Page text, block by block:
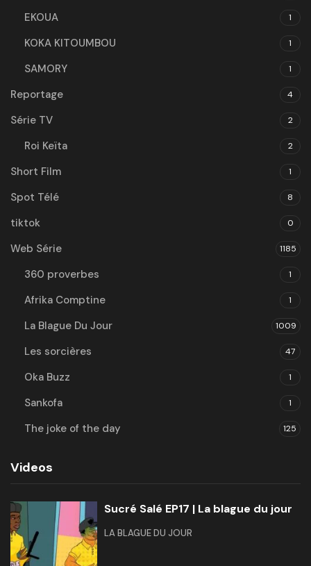
EKOUA 1
KOKA KITOUMBOU 1
SAMORY 1
Reportage 4
Série TV 2
Roi Keïta 2
Short Film 1
Spot Télé 8
tiktok 0
Web Série 1185
360 proverbes 1
Afrika Comptine 1
La Blague Du Jour 1009
Les sorcières 47
Oka Buzz 1
Sankofa 1
The joke of the day 125
Videos
Sucré Salé EP17 | La blague du jour
LA BLAGUE DU JOUR